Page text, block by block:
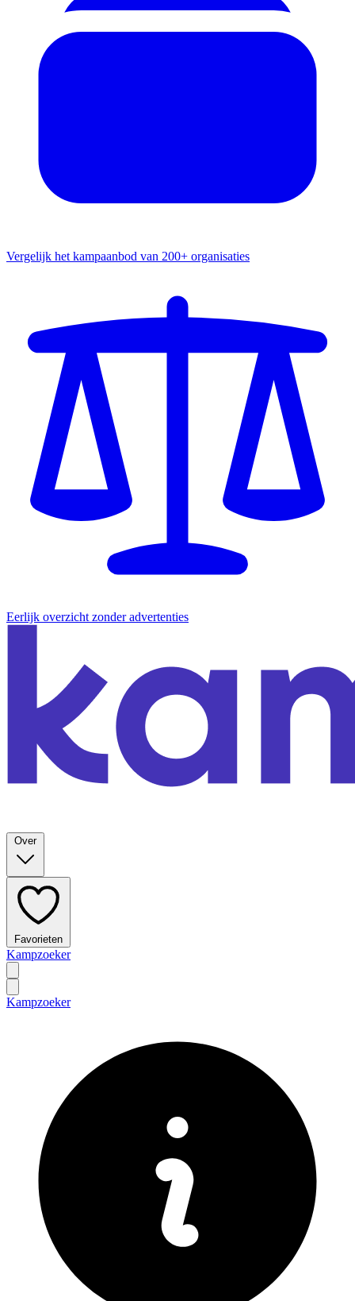
Vergelijk het kampaanbod van 200+ organisaties
Eerlijk overzicht zonder advertenties
Over
Favorieten
Kampzoeker
Kampzoeker